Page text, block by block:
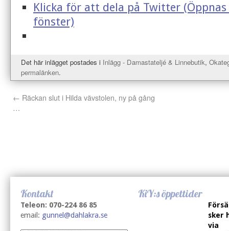
Klicka för att dela på Twitter
fönster)
Det här inlägget postades i Inlägg - Damastateljé & Linnebutik,
permalänken.
← Räckan slut i Hilda vävstolen, ny på gång
…
Kontakt
Teleon: 070-224 86 85
email: gunnel@dahlakra.se
KiY:s öppettider
sker
via